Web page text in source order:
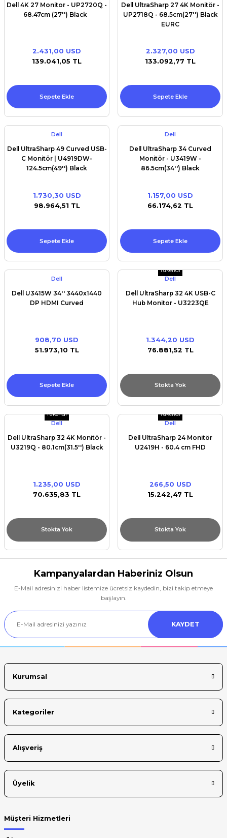
Dell 4K 27 Monitor - UP2720Q -
68.47cm (27'') Black
2.431,00 USD
139.041,05 TL
Sepete Ekle
Dell UltraSharp 27 4K Monitör -
UP2718Q - 68.5cm(27'') Black
EURC
2.327,00 USD
133.092,77 TL
Sepete Ekle
Dell
Dell UltraSharp 49 Curved USB-
C Monitör | U4919DW-
124.5cm(49'') Black
1.730,30 USD
98.964,51 TL
Sepete Ekle
Dell
Dell UltraSharp 34 Curved
Monitör - U3419W -
86.5cm(34'') Black
1.157,00 USD
66.174,62 TL
Sepete Ekle
Dell
Dell U3415W 34'' 3440x1440
DP HDMI Curved
908,70 USD
51.973,10 TL
Sepete Ekle
Tükendi
Dell
Dell UltraSharp 32 4K USB-C
Hub Monitor - U3223QE
1.344,20 USD
76.881,52 TL
Stokta Yok
Tükendi
Dell
Dell UltraSharp 32 4K Monitör -
U3219Q - 80.1cm(31.5'') Black
1.235,00 USD
70.635,83 TL
Stokta Yok
Tükendi
Dell
Dell UltraSharp 24 Monitör
U2419H - 60.4 cm FHD
266,50 USD
15.242,47 TL
Stokta Yok
Kampanyalardan Haberiniz Olsun
E-Mail adresinizi haber listemize ücretsiz kaydedin, bizi takip etmeye
başlayın.
KAYDET
Kurumsal
Kategoriler
Alışveriş
Üyelik
Müşteri Hizmetleri